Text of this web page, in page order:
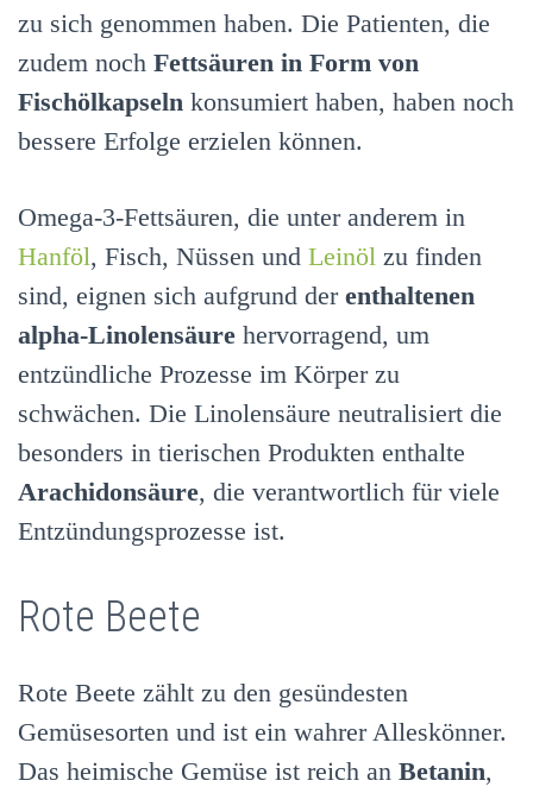
zu sich genommen haben. Die Patienten, die
zudem noch Fettsäuren in Form von
Fischölkapseln konsumiert haben, haben noch
bessere Erfolge erzielen können.
Omega-3-Fettsäuren, die unter anderem in
Hanföl, Fisch, Nüssen und Leinöl zu finden
sind, eignen sich aufgrund der enthaltenen
alpha-Linolensäure hervorragend, um
entzündliche Prozesse im Körper zu
schwächen. Die Linolensäure neutralisiert die
besonders in tierischen Produkten enthalte
Arachidonsäure, die verantwortlich für viele
Entzündungsprozesse ist.
Rote Beete
Rote Beete zählt zu den gesündesten
Gemüsesorten und ist ein wahrer Alleskönner.
Das heimische Gemüse ist reich an Betanin,